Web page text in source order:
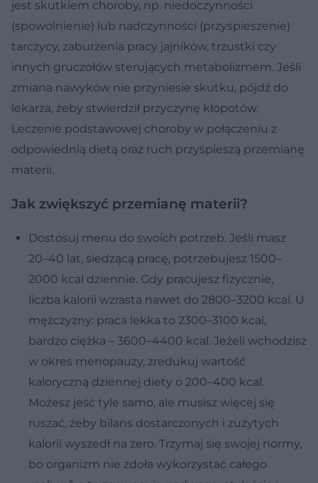
jest skutkiem choroby, np. niedoczynności
(spowolnienie) lub nadczynności (przyśpieszenie)
tarczycy, zaburzenia pracy jajników, trzustki czy
innych gruczołów sterujących metabolizmem. Jeśli
zmiana nawyków nie przyniesie skutku, pójdź do
lekarza, żeby stwierdził przyczynę kłopotów.
Leczenie podstawowej choroby w połączeniu z
odpowiednią dietą oraz ruch przyśpieszą przemianę
materii.
Jak zwiększyć przemianę materii?
Dostosuj menu do swoich potrzeb. Jeśli masz
20–40 lat, siedzącą pracę, potrzebujesz 1500–
2000 kcal dziennie. Gdy pracujesz fizycznie,
liczba kalorii wzrasta nawet do 2800–3200 kcal. U
mężczyzny: praca lekka to 2300–3100 kcal,
bardzo ciężka – 3600–4400 kcal. Jeżeli wchodzisz
w okres menopauzy, zredukuj wartość
kaloryczną dziennej diety o 200–400 kcal.
Możesz jeść tyle samo, ale musisz więcej się
ruszać, żeby bilans dostarczonych i zużytych
kalorii wyszedł na zero. Trzymaj się swojej normy,
bo organizm nie zdoła wykorzystać całego